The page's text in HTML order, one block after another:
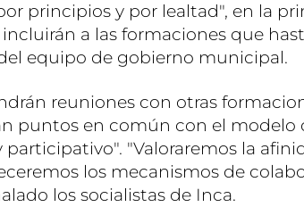
principios y por lealtad", en la
a las formaciones que
equipo de gobierno municipal.
reuniones con otras
puntos en común con el modelo
"Valoraremos la
los mecanismos de
los socialistas de Inca.